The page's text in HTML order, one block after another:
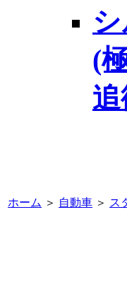
(
ホーム ＞ 自動車 ＞ ス